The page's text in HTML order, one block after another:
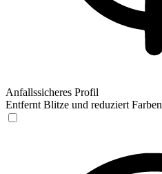
Anfallssicheres Profil
Entfernt Blitze und reduziert Farben